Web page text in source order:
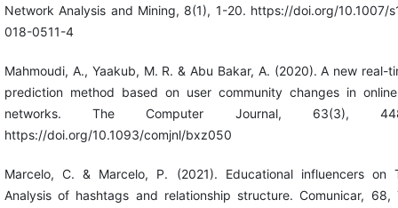
Network Analysis and Mining, 8(1), 1-20. https://doi.org/10.1007/
018-0511-4
Mahmoudi, A., Yaakub, M. R. & Abu Bakar, A. (2020). A new real-
prediction method based on user community changes in
networks. The Computer Journal, 63(3),
https://doi.org/10.1093/comjnl/bxz050
Marcelo, C. & Marcelo, P. (2021). Educational influencers on
Analysis of hashtags and relationship structure. Comunicar, 68,